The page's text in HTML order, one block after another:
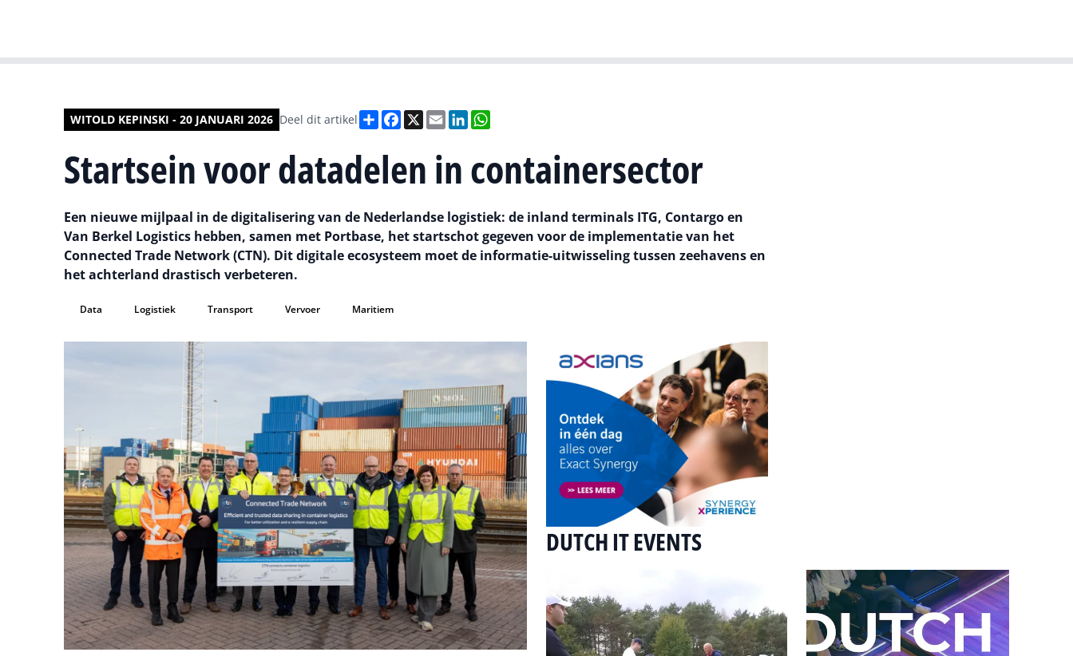
WITOLD KEPINSKI - 20 JANUARI 2026 Deel dit artikel DeelFacebook
X EmailLinkedIn
Startsein voor datadelen in containersector
Een nieuwe mijlpaal in de digitalisering van de Nederlandse logistiek: de inland terminals ITG, Contargo en
Van Berkel Logistics hebben, samen met Portbase, het startschot gegeven voor de implementatie van het
Connected Trade Network (CTN). Dit digitale ecosysteem moet de informatie-uitwisseling tussen zeehavens en
het achterland drastisch verbeteren.
Data Logistiek Transport Vervoer Maritiem
DUTCH IT EVENTS